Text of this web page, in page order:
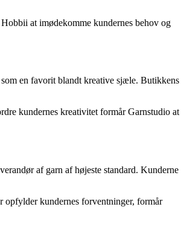
at imødekomme kundernes behov og
en favorit blandt kreative sjæle. Butikkens
kundernes kreativitet formår Garnstudio at
af garn af højeste standard. Kunderne
opfylder kundernes forventninger, formår